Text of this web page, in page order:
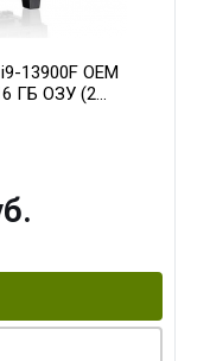
13900F OEM
ГБ ОЗУ (2
OC 12GB GDDR7